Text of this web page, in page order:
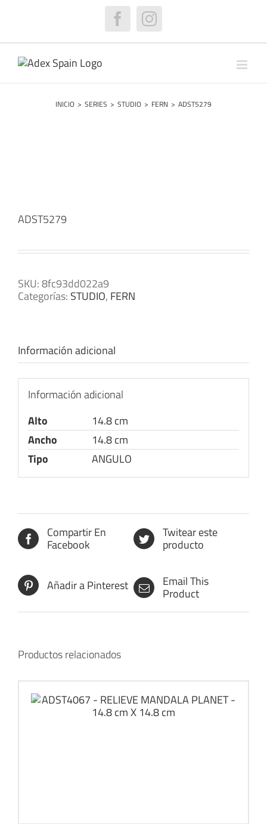
FacebookInstagram
INICIO > SERIES > STUDIO > FERN > ADST5279
ADST5279
SKU:8fc93dd022a9
Categorías: STUDIO, FERN
Información adicional
Información adicional
Alto
14.8 cm
Ancho
14.8 cm
Tipo
ANGULO
Compartir En
Facebook
Twitear este
producto
Añadir a Pinterest Email This
Product
Productos relacionados